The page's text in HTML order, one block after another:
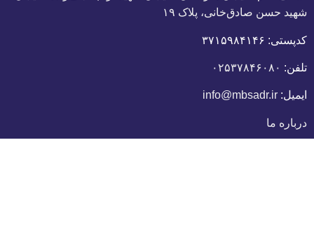
شهید حسن صادق‌خانی، پلاک ١٩
کدپستی:
تلفن: ۰۲۵۳۷۸۴۶۰۸۰
ایمیل: info@mbsadr.ir
درباره ما